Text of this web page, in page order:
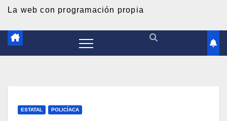
La web con programación propia
ESTATAL POLICÍACA